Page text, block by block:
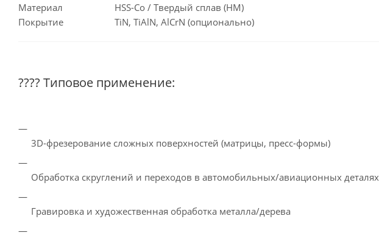
Материал
HSS-Co / Твердый сплав (HM)
Покрытие
TiN, TiAlN, AlCrN (опционально)
???? Типовое применение:
3D-фрезерование сложных поверхностей (матрицы, пресс-формы)
Обработка скруглений и переходов в автомобильных/авиационных деталях
Гравировка и художественная обработка металла/дерева